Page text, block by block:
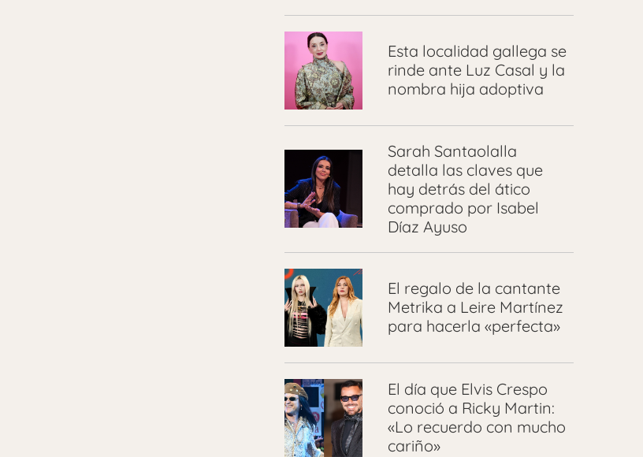
Esta localidad gallega se
rinde ante Luz Casal y la
nombra hija adoptiva
Sarah Santaolalla
detalla las claves que
hay detrás del ático
comprado por Isabel
Díaz Ayuso
El regalo de la cantante
Metrika a Leire Martínez
para hacerla «perfecta»
El día que Elvis Crespo
conoció a Ricky Martin:
«Lo recuerdo con mucho
cariño»